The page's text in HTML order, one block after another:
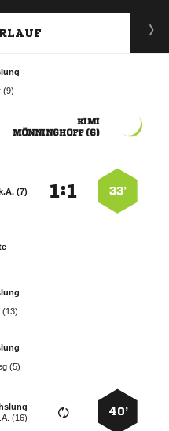

 
33’
:
(7)


40’
(16)